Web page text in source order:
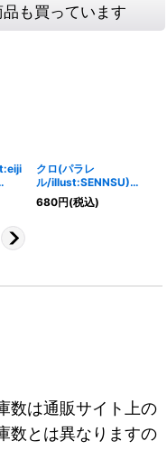
も買っています
クロ(パラレ
ル/illust:SENNSU)
【R/P】{OP15-025}
680円(税込)
数は通販サイト上の
数とは異なりますの